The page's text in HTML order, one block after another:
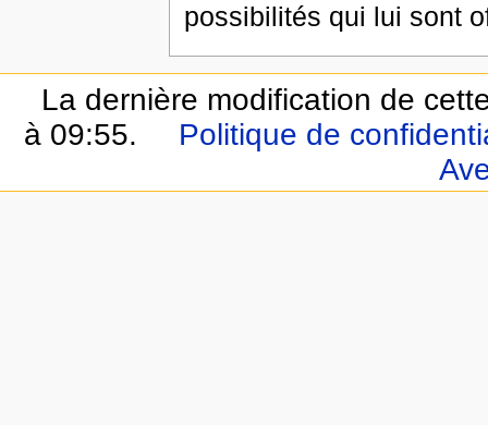
possibilités qui lui sont
La dernière modification de
à 09:55.
Politique de